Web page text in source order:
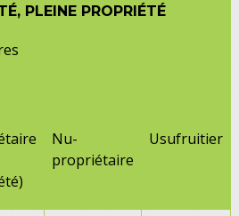
PLEINE PROPRIÉTÉ
Nu-
propriétaire
Usufruitier